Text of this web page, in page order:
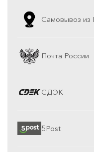
Самовывоз из
Почта России
СДЭК
5Post